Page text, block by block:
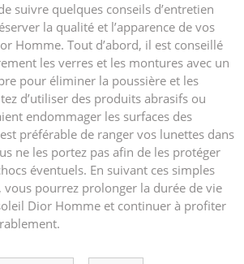
suivre quelques conseils d’entretien
la qualité et l’apparence de vos
Homme. Tout d’abord, il est conseillé
les verres et les montures avec un
pour éliminer la poussière et les
d’utiliser des produits abrasifs ou
endommager les surfaces des
préférable de ranger vos lunettes dans
ne les portez pas afin de les protéger
éventuels. En suivant ces simples
vous pourrez prolonger la durée de vie
Dior Homme et continuer à profiter